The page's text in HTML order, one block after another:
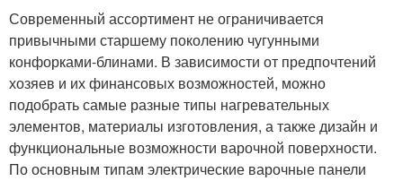
Современный ассортимент не ограничивается
привычными старшему поколению чугунными
конфорками-блинами. В зависимости от предпочтений
хозяев и их финансовых возможностей, можно
подобрать самые разные типы нагревательных
элементов, материалы изготовления, а также дизайн и
функциональные возможности варочной поверхности.
По основным типам электрические варочные панели